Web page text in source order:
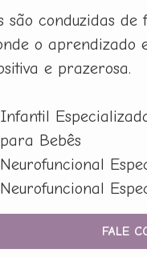
são conduzidas
o aprendizado
e prazerosa.
Bebês
FALE